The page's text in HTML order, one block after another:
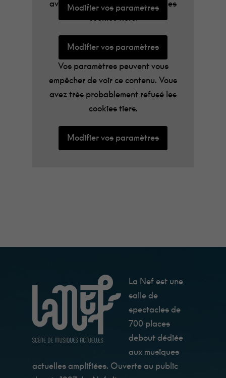
Modifier vos paramètres
Vos paramètres peuvent vous
empêcher de voir ce contenu. Vous
avez très probablement refusé les
cookies tiers.
Modifier vos paramètres
avez très probablement refusé les
Modifier vos paramètres
La Nef est une
salle de
spectacles de
700 places
debout dédiée
aux musiques
actuelles amplifiées. Ouverte au public